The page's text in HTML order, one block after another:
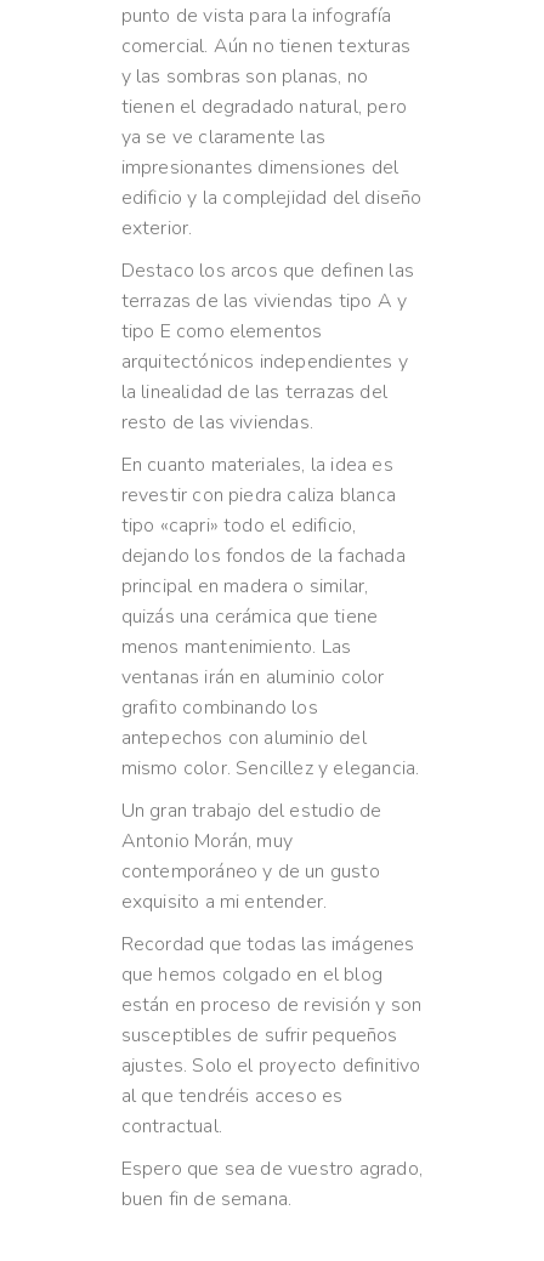
punto de vista para la infografía
comercial. Aún no tienen texturas
y las sombras son planas, no
tienen el degradado natural, pero
ya se ve claramente las
impresionantes dimensiones del
edificio y la complejidad del diseño
exterior.
Destaco los arcos que definen las
terrazas de las viviendas tipo A y
tipo E como elementos
arquitectónicos independientes y
la linealidad de las terrazas del
resto de las viviendas.
En cuanto materiales, la idea es
revestir con piedra caliza blanca
tipo «capri» todo el edificio,
dejando los fondos de la fachada
principal en madera o similar,
quizás una cerámica que tiene
menos mantenimiento. Las
ventanas irán en aluminio color
grafito combinando los
antepechos con aluminio del
mismo color. Sencillez y elegancia.
Un gran trabajo del estudio de
Antonio Morán, muy
contemporáneo y de un gusto
exquisito a mi entender.
Recordad que todas las imágenes
que hemos colgado en el blog
están en proceso de revisión y son
susceptibles de sufrir pequeños
ajustes. Solo el proyecto definitivo
al que tendréis acceso es
contractual.
Espero que sea de vuestro agrado,
buen fin de semana.